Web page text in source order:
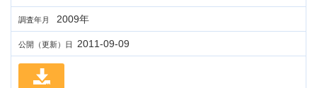
調査年月 2009年
公開（更新）日 2011-09-09